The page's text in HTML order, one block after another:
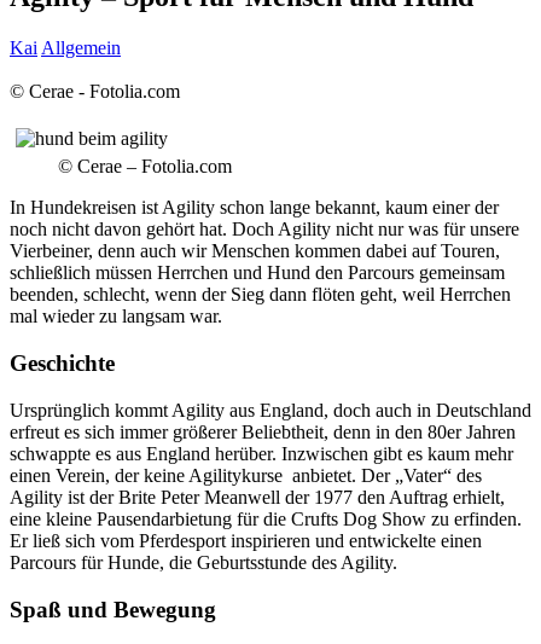
Kai Allgemein
© Cerae - Fotolia.com
© Cerae – Fotolia.com
In Hundekreisen ist Agility schon lange bekannt, kaum einer der
noch nicht davon gehört hat. Doch Agility nicht nur was für unsere
Vierbeiner, denn auch wir Menschen kommen dabei auf Touren,
schließlich müssen Herrchen und Hund den Parcours gemeinsam
beenden, schlecht, wenn der Sieg dann flöten geht, weil Herrchen
mal wieder zu langsam war.
Geschichte
Ursprünglich kommt Agility aus England, doch auch in Deutschland
erfreut es sich immer größerer Beliebtheit, denn in den 80er Jahren
schwappte es aus England herüber. Inzwischen gibt es kaum mehr
einen Verein, der keine Agilitykurse anbietet. Der „Vater“ des
Agility ist der Brite Peter Meanwell der 1977 den Auftrag erhielt,
eine kleine Pausendarbietung für die Crufts Dog Show zu erfinden.
Er ließ sich vom Pferdesport inspirieren und entwickelte einen
Parcours für Hunde, die Geburtsstunde des Agility.
Spaß und Bewegung